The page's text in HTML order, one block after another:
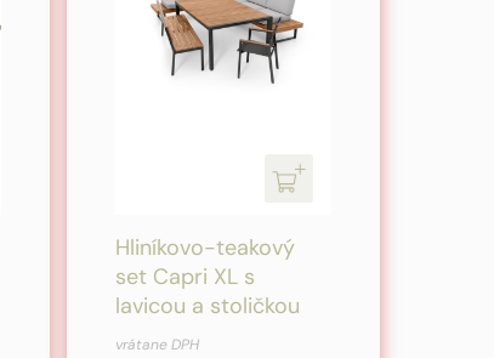
Hliníkovo-teakový
set Capri XL s
lavicou a stoličkou
Pôvodná
Aktuálna
vrátane DPH